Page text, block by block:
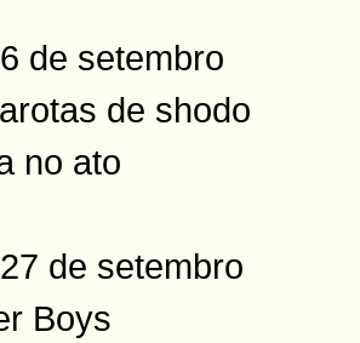
de setembro
de shodo
no ato
de setembro
Boys